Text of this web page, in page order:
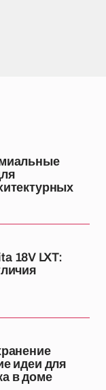
18V LXT:
идеи для
в доме